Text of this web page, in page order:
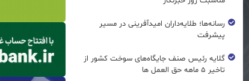
رسانه‌ها؛ طلایه‌داران امیدآفرینی در مسیر
پیشرفت
گلایه رئیس صنف جایگاه‌های سوخت کشور از
تاخیر ۵ ماهه حق العمل ها